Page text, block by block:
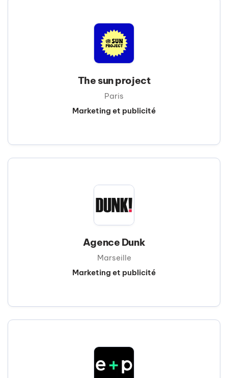
The sun project
Paris
Marketing et publicité
Agence Dunk
Marseille
Marketing et publicité